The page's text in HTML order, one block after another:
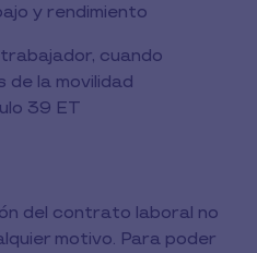
y rendimiento
cuando
de la movilidad
39 ET
del contrato laboral no
motivo. Para poder